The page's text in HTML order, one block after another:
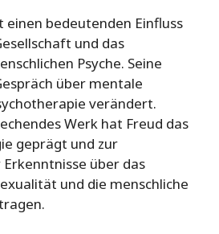
einen bedeutenden Einfluss
und das
Psyche. Seine
über mentale
verändert.
Werk hat Freud das
geprägt und zur
über das
und die menschliche